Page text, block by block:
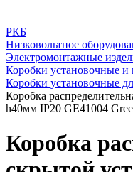
РКБ
Низковольтное
Электромонтажные
Коробки установочные
Коробки установочные
Коробка
h40мм IP20 GE41004
Коробка